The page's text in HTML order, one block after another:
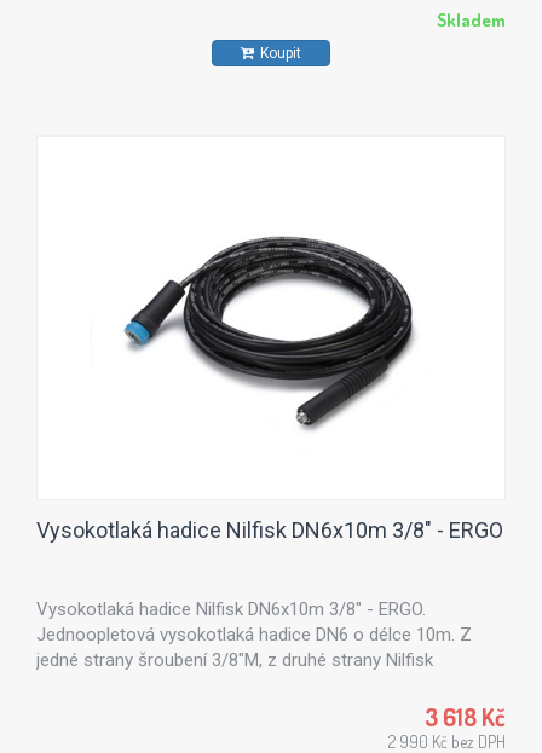
Skladem
Koupit
Vysokotlaká hadice Nilfisk DN6x10m 3/8" - ERGO
Vysokotlaká hadice Nilfisk DN6x10m 3/8" - ERGO.
Jednoopletová vysokotlaká hadice DN6 o délce 10m. Z
jedné strany šroubení 3/8"M, z druhé strany Nilfisk
3 618 Kč
2 990 Kč bez DPH